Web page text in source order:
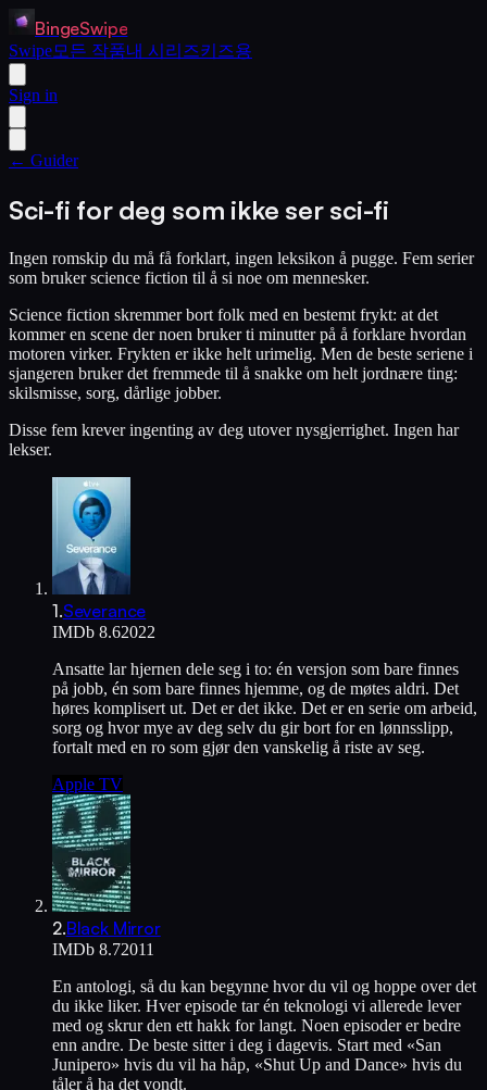
BingeSwipe
Swipe모든 작품내 시리즈키즈용
Sign in
← Guider
Sci-fi for deg som ikke ser sci-fi
Ingen romskip du må få forklart, ingen leksikon å pugge. Fem serier
som bruker science fiction til å si noe om mennesker.
Science fiction skremmer bort folk med en bestemt frykt: at det
kommer en scene der noen bruker ti minutter på å forklare hvordan
motoren virker. Frykten er ikke helt urimelig. Men de beste seriene i
sjangeren bruker det fremmede til å snakke om helt jordnære ting:
skilsmisse, sorg, dårlige jobber.
Disse fem krever ingenting av deg utover nysgjerrighet. Ingen har
lekser.
1.Severance
IMDb 8.62022
Ansatte lar hjernen dele seg i to: én versjon som bare finnes
på jobb, én som bare finnes hjemme, og de møtes aldri. Det
høres komplisert ut. Det er det ikke. Det er en serie om arbeid,
sorg og hvor mye av deg selv du gir bort for en lønnsslipp,
fortalt med en ro som gjør den vanskelig å riste av seg.
Apple TV
2.Black Mirror
IMDb 8.72011
En antologi, så du kan begynne hvor du vil og hoppe over det
du ikke liker. Hver episode tar én teknologi vi allerede lever
med og skrur den ett hakk for langt. Noen episoder er bedre
enn andre. De beste sitter i deg i dagevis. Start med «San
Junipero» hvis du vil ha håp, «Shut Up and Dance» hvis du
tåler å ha det vondt.